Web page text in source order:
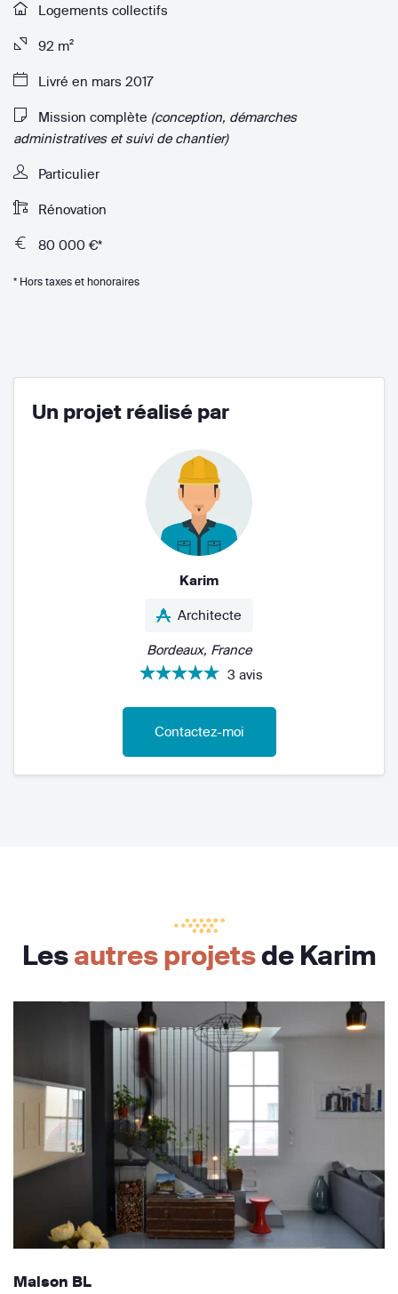
Logements collectifs
92 m²
Livré en mars 2017
Mission complète (conception, démarches
administratives et suivi de chantier)
Particulier
Rénovation
80 000 €*
* Hors taxes et honoraires
Un projet réalisé par
Karim
Architecte
Bordeaux, France
3 avis
Contactez-moi
Lesautres projetsde Karim
Maison BL